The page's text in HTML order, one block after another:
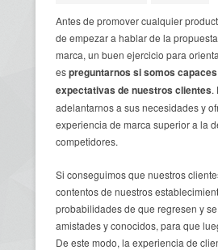
Antes de promover cualquier
de empezar a hablar de la
marca, un buen ejercicio para
espreguntarnos si somos
expectativas de nuestros clientes.
adelantarnos a sus necesidades y
experiencia de marca superior a la
competidores.
Si conseguimos que nuestros
contentos de nuestros
probabilidades de que regresen y
amistades y conocidos, para que
De este modo, la experiencia de